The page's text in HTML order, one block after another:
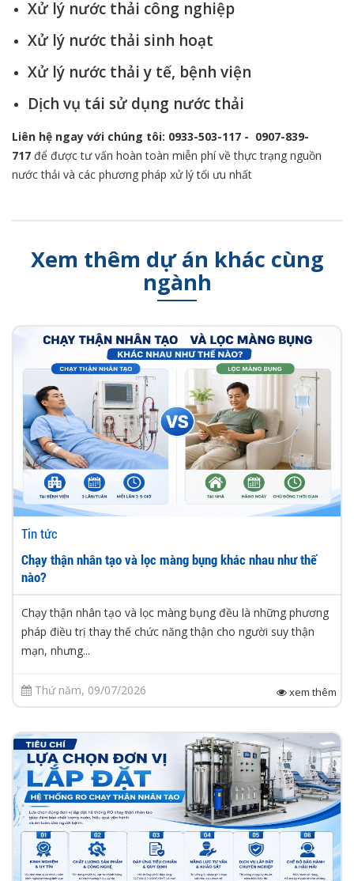
Xử lý nước thải công nghiệp
Xử lý nước thải sinh hoạt
Xử lý nước thải y tế, bệnh viện
Dịch vụ tái sử dụng nước thải
Liên hệ ngay với chúng tôi: 0933-503-117 - 0907-839-
717 để được tư vấn hoàn toàn miễn phí về thực trạng nguồn
nước thải và các phương pháp xử lý tối ưu nhất
Xem thêm dự án khác cùng
ngành
Tin tức
Chạy thận nhân tạo và lọc màng bụng khác nhau như thế
nào?
Chạy thận nhân tạo và lọc màng bụng đều là những phương
pháp điều trị thay thế chức năng thận cho người suy thận
mạn, nhưng...
Thứ năm, 09/07/2026 xem thêm